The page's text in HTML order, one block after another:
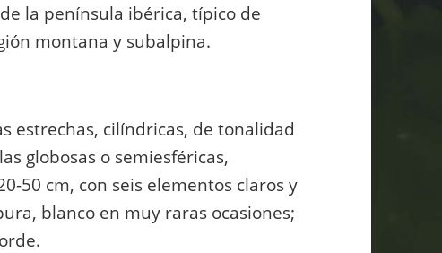
la península ibérica, típico de
montana y subalpina.
estrechas, cilíndricas, de tonalidad
globosas o semiesféricas,
50 cm, con seis elementos claros y
blanco en muy raras ocasiones;